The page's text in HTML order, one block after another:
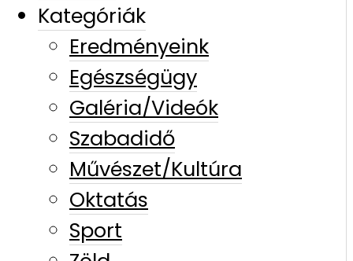
Kategóriák
Eredményeink
Egészségügy
Galéria/Videók
Szabadidő
Művészet/Kultúra
Oktatás
Sport